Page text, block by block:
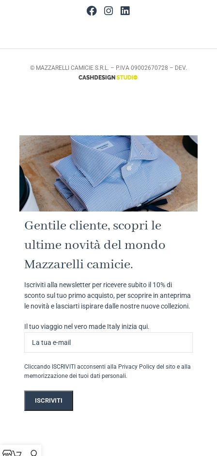
© MAZZARELLI CAMICIE S.R.L. – P.IVA 09002670728 – DEV.
Gentile cliente, scopri le
ultime novità del mondo
Mazzarelli camicie.
Iscriviti alla newsletter per ricevere subito il 10% di
sconto sul tuo primo acquisto, per scoprire in anteprima
le novità e lasciarti ispirare dalle nostre nuove collezioni.
Il tuo viaggio nel vero made Italy inizia qui.
Cliccando ISCRIVITI acconsenti alla Privacy Policy del sito e alla
memorizzazione dei tuoi dati personali.